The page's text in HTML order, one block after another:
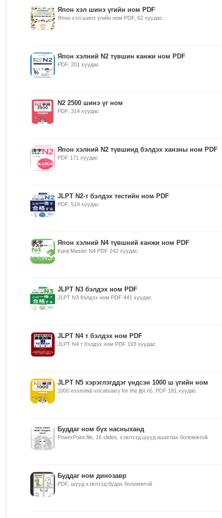
Япон хэл шинэ үгийн ном PDF
Япон хэл шинэ үгийн ном PDF, 62 хуудас
Япон хэлний N2 түвшин канжи ном PDF
PDF, 201 хуудас
N2 2500 шинэ үг ном
PDF, 314 хуудас
Япон хэлний N2 түвшинд бэлдэх ханзны ном PDF
PDF 171 хуудас
JLPT N2-т бэлдэх тестийн ном PDF
PDF, 519 хуудас
Япон хэлний N4 түвшний канжи ном PDF
Kanji Master N4 PDF 242 хуудас
JLPT N3 бэлдэх ном PDF
JLPT N3 бэлдэх ном PDF 441 хуудас
JLPT N4 т бэлдэх ном PDF
JLPT N4 т бэлдэх ном PDF 193 хуудас
JLPT N5 хэрэглэгддэг үндсэн 1000 ш үгийн ном
1000 essential vocabulary for the jlpt n5, PDF 181 хуудас
Буддаг ном бүх насныханд
PowerPoint file, 16 slides, хэвлээд шууд ашиглах боломжтой
Буддаг ном динозавр
PDF, шууд хэвлээд будах боломжтой